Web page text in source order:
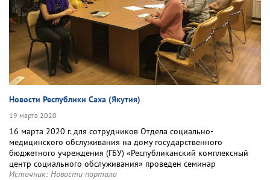
Новости Республики Саха (Якутия)
19 марта 2020
16 марта 2020 г. для сотрудников Отдела социально-
медицинского обслуживания на дому государственного
бюджетного учреждения (ГБУ) «Республиканский комплексный
центр социального обслуживания» проведен семинар
Источник: Новости портала